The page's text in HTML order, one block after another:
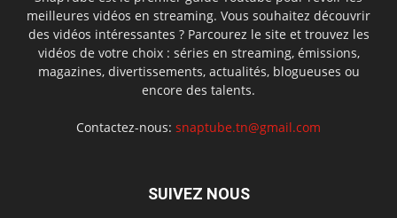
meilleures vidéos en streaming. Vous souhaitez découvrir
des vidéos intéressantes ? Parcourez le site et trouvez les
vidéos de votre choix : séries en streaming, émissions,
magazines, divertissements, actualités, blogueuses ou
encore des talents.
Contactez-nous: snaptube.tn@gmail.com
SUIVEZ NOUS